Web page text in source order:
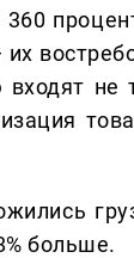
не
больше.